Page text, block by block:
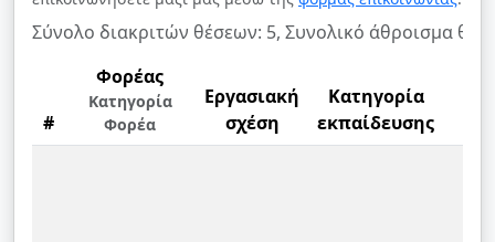
Σύνολο διακριτών θέσεων: 5, Συνολικό άθροισμα
#
Φορέας
Κατηγορία
Φορέα
Εργασιακή
σχέση
Κατηγορία
εκπαίδευσης